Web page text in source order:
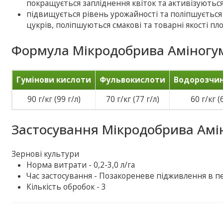
покращується запліднення квіток та
підвищується рівень урожайності та
цукрів, поліпшуються смакові та товарні якості
Формула Мікродобрива
Гумінови кислоти Фульвокислоти
90 г/кг (99 г/л)
70 г/кг (77 г/л) 60 г/кг
Застосування Мікродобрива
Зернові культури
Норма витрати - 0,2-3,0 л/га
Час застосування - Позакореневе підживлення в
Кількість обробок - 3